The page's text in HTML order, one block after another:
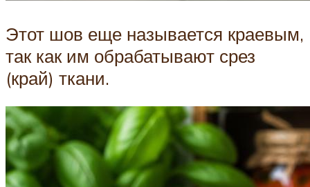
Этот шов еще называется краевым,
так как им обрабатывают срез
(край) ткани.